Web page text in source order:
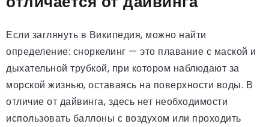
Если заглянуть в Википедия, можно найти
определение: сноркелинг — это плавание с маской и
дыхательной трубкой, при котором наблюдают за
морской жизнью, оставаясь на поверхности воды. В
отличие от дайвинга, здесь нет необходимости
использовать баллоны с воздухом или проходить